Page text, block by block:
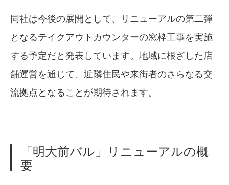
同社は今後の展開として、リニューアルの第二弾
となるテイクアウトカウンターの窓枠工事を実施
する予定だと発表しています。地域に根ざした店
舗運営を通じて、近隣住民や来街者のさらなる交
流拠点となることが期待されます。
「明大前バル」リニューアルの概
要